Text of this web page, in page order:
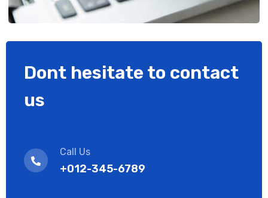
Dont hesitate to contact
us
Call Us
+012-345-6789